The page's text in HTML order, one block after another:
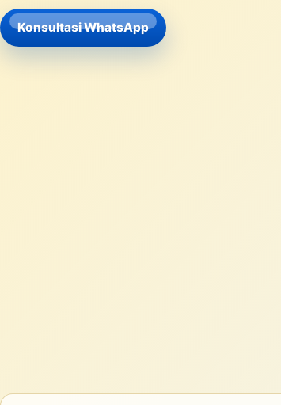
Konsultasi WhatsApp